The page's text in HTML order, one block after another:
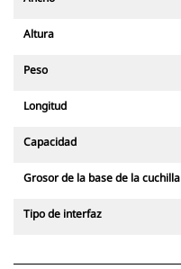
Altura
Peso
Longitud
Capacidad
Grosor de la base de la cuchilla
Tipo de interfaz